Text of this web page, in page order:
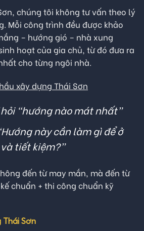
chúng tôi không tư vấn theo lý
Mỗi công trình đều được khảo
– hướng gió – nhà xung
hoạt của gia chủ, từ đó đưa ra
cho từng ngôi nhà.
xây dựng Thái Sơn
“hướng nào mát nhất”
này cần làm gì để ở
tiết kiệm?”
đến từ may mắn, mà đến từ
chuẩn + thi công chuẩn kỹ
Thái Sơn